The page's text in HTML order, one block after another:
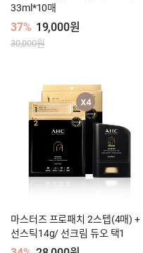
33ml*10매
37% 19,000원
30,000원
마스터즈 프로패치 2스텝(4매) +
선스틱14g/ 선크림 듀오 택1